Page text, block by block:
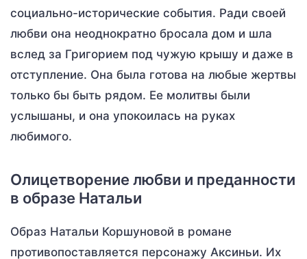
социально-исторические события. Ради своей
любви она неоднократно бросала дом и шла
вслед за Григорием под чужую крышу и даже в
отступление. Она была готова на любые жертвы
только бы быть рядом. Ее молитвы были
услышаны, и она упокоилась на руках
любимого.
Олицетворение любви и преданности
в образе Натальи
Образ Натальи Коршуновой в романе
противопоставляется персонажу Аксиньи. Их